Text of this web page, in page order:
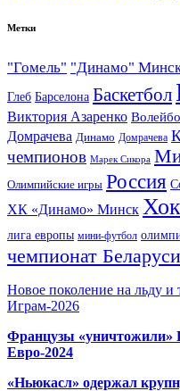
Метки
"Гомель" "Динамо"
Глеб Барселона Баскетбол
Виктория Азаренко
Домрачева Динамо Домрачева
чемпионов Марек Сикора
Олимпийские игры Россия
ХК «Динамо» Минск
лига европы мини-футбол
чемпионат Беларуси
Новое поколение на льду и
Играм-2026
Французы «уничтожили»
Евро-2024
«Ньюкасл» одержал